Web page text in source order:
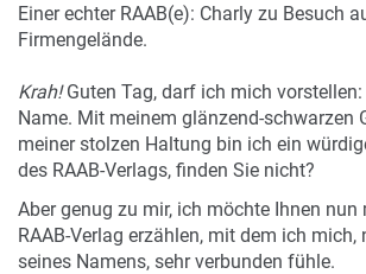
Einer echter RAAB(e): Charly zu Besuch
Firmengelände.
Krah!Guten Tag, darf ich mich
Name. Mit meinem glänzend-schwarzen
meiner stolzen Haltung bin ich ein
des RAAB-Verlags, finden Sie nicht?
Aber genug zu mir, ich möchte Ihnen nun
RAAB-Verlag erzählen, mit dem ich mich,
seines Namens, sehr verbunden fühle.